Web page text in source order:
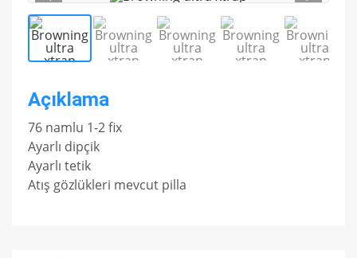
Açıklama
76 namlu 1-2 fix
Ayarlı dipçik
Ayarlı tetik
Atış gözlükleri mevcut pilla